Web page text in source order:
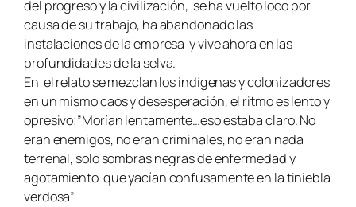
del progreso y la civilización, se ha vuelto loco por
causa de su trabajo, ha abandonado las
instalaciones de la empresa y vive ahora en las
profundidades de la selva.
En el relato se mezclan los indígenas y colonizadores
en un mismo caos y desesperación, el ritmo es lento y
opresivo;”Morían lentamente…eso estaba claro. No
eran enemigos, no eran criminales, no eran nada
terrenal, solo sombras negras de enfermedad y
agotamiento que yacían confusamente en la tiniebla
verdosa”